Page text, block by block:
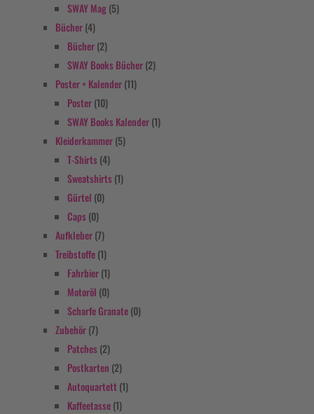
SWAY Mag(5)
Bücher(4)
Bücher(2)
SWAY Books Bücher(2)
Poster + Kalender(11)
Poster(10)
SWAY Books Kalender(1)
Kleiderkammer(5)
T-Shirts (4)
Sweatshirts (1)
Gürtel (0)
Caps (0)
Aufkleber(7)
Treibstoffe(1)
Fahrbier(1)
Motoröl (0)
Scharfe Granate(0)
Zubehör(7)
Patches (2)
Postkarten (2)
Autoquartett (1)
Kaffeetasse(1)